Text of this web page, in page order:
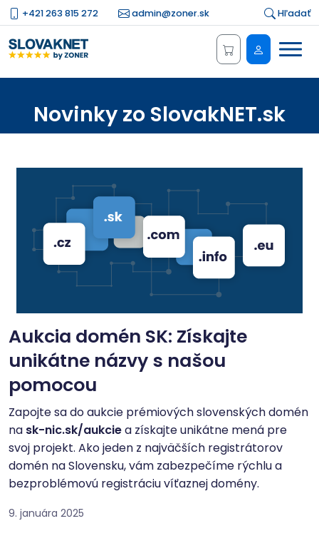
+421 263 815 272 admin@zoner.sk Hľadať
Menu
Novinky zo SlovakNET.sk
Aukcia domén SK: Získajte
unikátne názvy s našou
pomocou
Zapojte sa do aukcie prémiových slovenských domén
na sk-nic.sk/aukciea získajte unikátne mená pre
svoj projekt. Ako jeden z najväčších registrátorov
domén na Slovensku, vám zabezpečíme rýchlu a
bezproblémovú registráciu víťaznej domény.
9. januára 2025